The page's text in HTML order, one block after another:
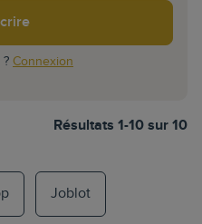
? Connexion
Résultats 1-10 sur 10
Joblot